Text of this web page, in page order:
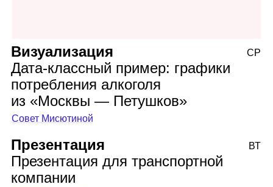
Визуализация
Дата‑классный пример: графики
потребления алкоголя
из «Москвы — Петушков»
Совет Мисютиной
СР
Презентация
Презентация для транспортной
компании
ВТ